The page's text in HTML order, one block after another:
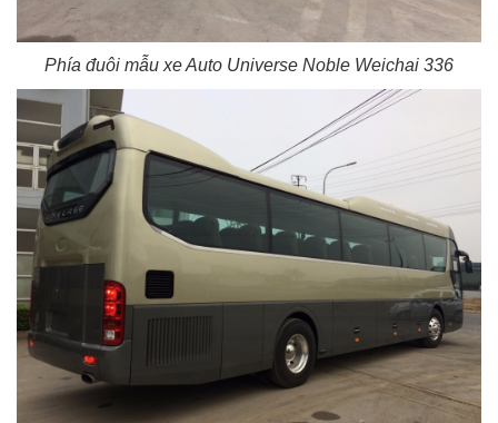
Phía đuôi mẫu xe Auto Universe Noble Weichai 336